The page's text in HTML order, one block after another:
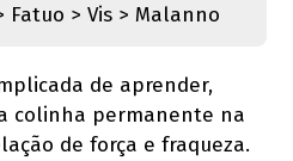
> Vis > Malanno
de aprender,
colinha permanente na
de força e fraqueza.